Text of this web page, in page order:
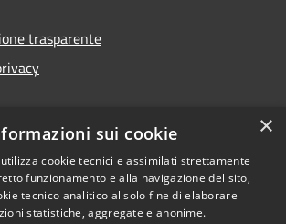
trasparente
di accessibilità
Copyright © 2026 • Comune di
×
sui cookie
cookie tecnici e assimilati strettamente
funzionamento e alla navigazione del sito,
tecnico analitico al solo fine di elaborare
statistiche, aggregate e anonime.